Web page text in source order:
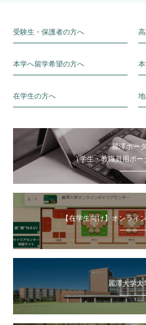
受験生・保護者の方へ
本学へ留学希望の方へ
在学生の方へ
麗澤ポー
（学生・教職員用ポー
【在学生向け】オンライ
麗澤大学大